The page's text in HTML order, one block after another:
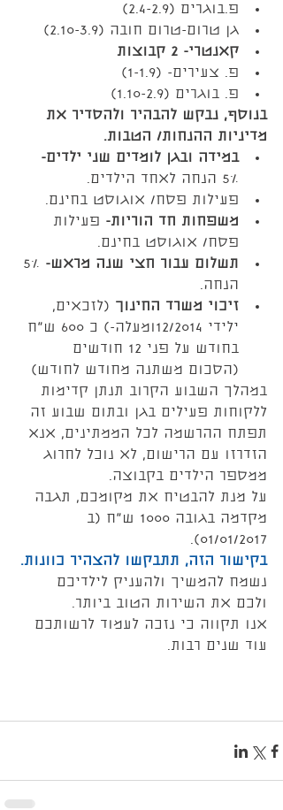
פ.בוגרים (2.4-2.9)
גן טרום-טרום חובה (2.10-3.9)
קאנטרי- 2 קבוצות
פ. צעירים- (1-1.9)
פ. בוגרים (1.10-2.9)
בנוסף, נבקש להבהיר ולהסדיר את
מדיניות ההנחות/ הטבות.
במידה ובגן לומדים שני ילדים-
5% הנחה לאחד הילדים.
פעילות פסח/ אוגוסט בחינם.
משפחות חד הוריות- פעילות
פסח/ אוגוסט בחינם.
תשלום עבור חצי שנה מראש-
הנחה.
זיכוי משרד החינוך (לזכאים,
ילידי 12/2014ומעלה-) כ 600 ש"ח
בחודש על פני 12 חודשים
(הסכום משתנה מחודש לחודש)
במהלך השבוע הקרוב תנתן קדימות
ללקוחות פעילים בגן ובתום שבוע זה
תפתח ההרשמה לכל הממתינים, אנא
הזדרזו עם הרישום, לא נוכל לחרוג
ממספר הילדים בקבוצה.
על מנת להבטיח את מקומכם, תגבה
מקדמה בגובה 1000 ש"ח (ב
01/01/2017).
בקישור הזה, תתבקשו להצהיר כוונות.
נשמח להמשיך ולהעניק לילדיכם
ולכם את השירות הטוב ביותר.
אנו תקווה כי נזכה לעמוד לרשותכם
עוד שנים רבות.